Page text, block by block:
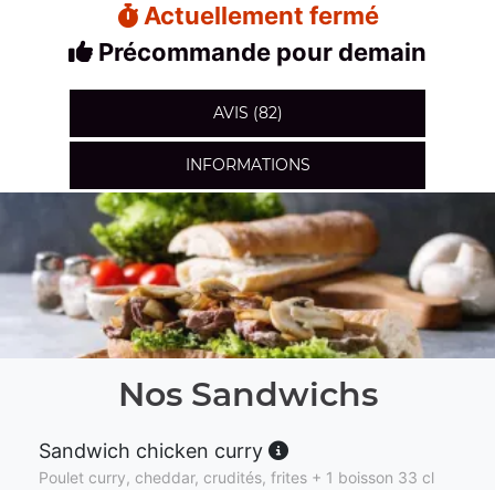
Actuellement fermé
Précommande pour demain
AVIS (82)
INFORMATIONS
Nos Sandwichs
Sandwich chicken curry
Poulet curry, cheddar, crudités, frites + 1 boisson 33 cl